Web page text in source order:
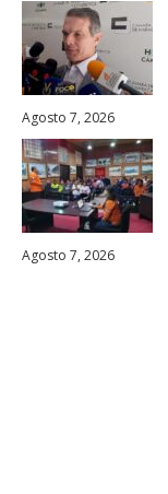
Agosto 7, 2026
Agosto 7, 2026